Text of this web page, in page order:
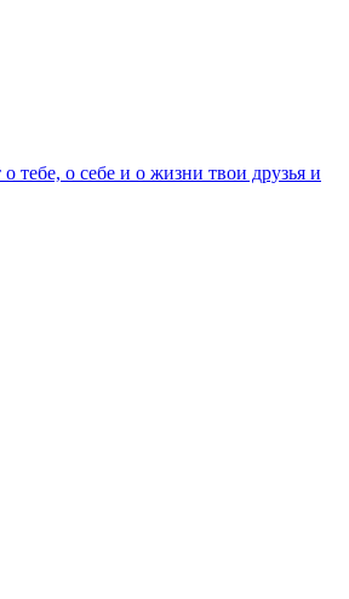
тебе, о себе и о жизни твои друзья и